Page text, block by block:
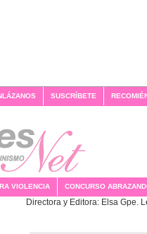
SUSCRÍBETE
VIOLENCIA CONCURSO
Directora y